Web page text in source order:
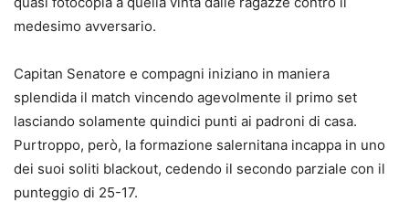
medesimo avversario.
Capitan Senatore e compagni iniziano in maniera
splendida il match vincendo agevolmente il primo set
lasciando solamente quindici punti ai padroni di casa.
Purtroppo, però, la formazione salernitana incappa in uno
dei suoi soliti blackout, cedendo il secondo parziale con il
punteggio di 25-17.